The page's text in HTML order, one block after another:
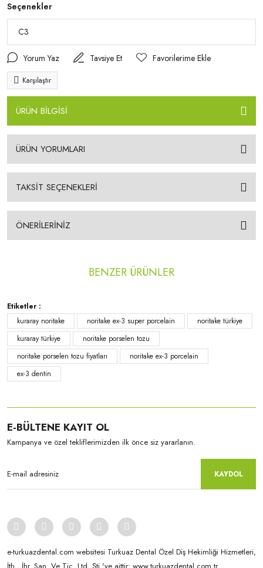
Seçenekler
Yorum Yaz Tavsiye Et
Karşılaştır
ÜRÜN BİLGİSİ
ÜRÜN YORUMLARI
TAKSİT SEÇENEKLERİ
ÖNERİLERİNİZ
BENZER ÜRÜNLER
Etiketler :
kuraray noritake
noritake ex-3 super porcelain
noritake türkiye
kuraray türkiye
noritake porselen tozu
noritake porselen tozu fiyatları
noritake ex-3 porcelain
ex-3 dentin
E-BÜLTENE KAYIT OL
Kampanya ve özel tekliflerimizden ilk önce siz yararlanın.
KAYDOL
e-turkuazdental.com websitesi Turkuaz Dental Özel Diş Hekimliği Hizmetleri,